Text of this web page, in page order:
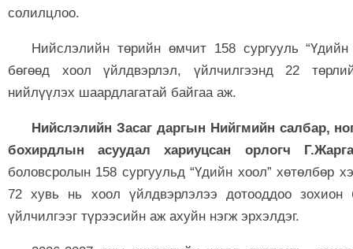
солилцлоо.
Нийслэлийн төрийн өмчит 158 сургууль “Үдийн
бөгөөд хоол үйлдвэрлэл, үйлчилгээнд 22
нийлүүлэх шаардлагатай байгаа аж.
Нийслэлийн Засаг даргын Нийгмийн салбар,
бохирдлын асуудал хариуцсан орлогч
боловсролын 158 сургуульд “Үдийн хоол” хөтөлбөр
72 хувь нь хоол үйлдвэрлэлээ дотооддоо зохион
үйлчилгээг түрээсийн аж ахуйн нэгж эрхэлдэг.